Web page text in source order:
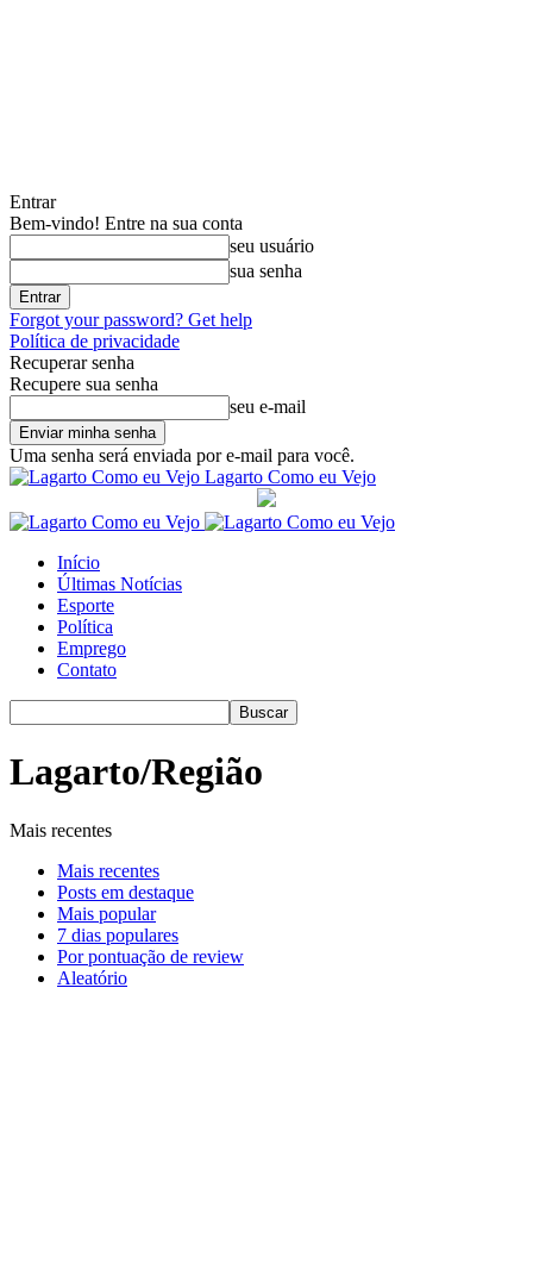
Entrar
Bem-vindo! Entre na sua conta
seu usuário
sua senha
Forgot your password? Get help
Política de privacidade
Recuperar senha
Recupere sua senha
seu e-mail
Uma senha será enviada por e-mail para você.
Lagarto Como eu Vejo
Início
Últimas Notícias
Esporte
Política
Emprego
Contato
Lagarto/Região
Mais recentes
Mais recentes
Posts em destaque
Mais popular
7 dias populares
Por pontuação de review
Aleatório